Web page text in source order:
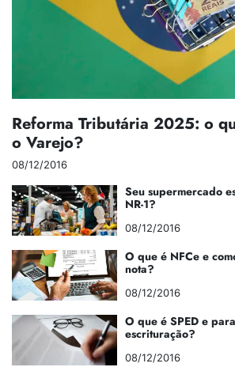
Reforma Tributária 2025: o
o Varejo?
08/12/2016
Seu supermercado
NR-1?
08/12/2016
O que é NFCe e
nota?
08/12/2016
O que é SPED e
escrituração?
08/12/2016